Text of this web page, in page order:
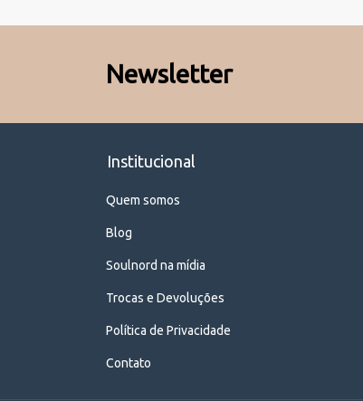
Newsletter
Institucional
Quem somos
Blog
Soulnord na mídia
Trocas e Devoluções
Política de Privacidade
Contato